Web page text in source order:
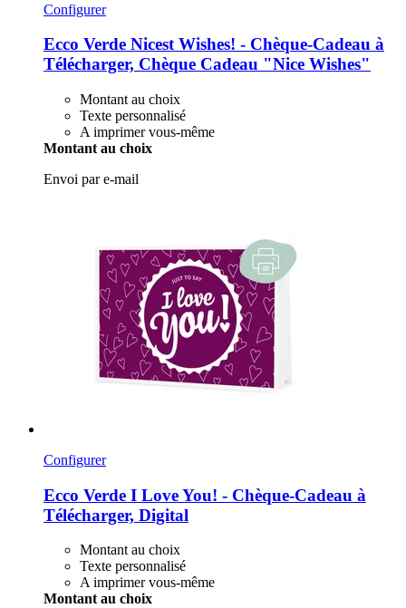
Configurer
Ecco Verde Nicest Wishes! -​ Chèque-​Cadeau à
Télécharger, Chèque Cadeau "Nice Wishes"
Montant au choix
Texte personnalisé
A imprimer vous-même
Montant au choix
Envoi par e-mail
Configurer
Ecco Verde I Love You! -​ Chèque-​Cadeau à
Télécharger, Digital
Montant au choix
Texte personnalisé
A imprimer vous-même
Montant au choix